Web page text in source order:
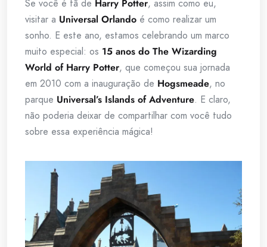
Se você é fã de Harry Potter, assim como eu,
visitar a Universal Orlando é como realizar um
sonho. E este ano, estamos celebrando um marco
muito especial: os 15 anos do The Wizarding
World of Harry Potter, que começou sua jornada
em 2010 com a inauguração de Hogsmeade, no
parque Universal’s Islands of Adventure. E claro,
não poderia deixar de compartilhar com você tudo
sobre essa experiência mágica!